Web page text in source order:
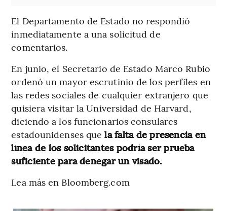
El Departamento de Estado no respondió
inmediatamente a una solicitud de
comentarios.
En junio, el Secretario de Estado Marco Rubio
ordenó un mayor escrutinio de los perfiles en
las redes sociales de cualquier extranjero que
quisiera visitar la Universidad de Harvard,
diciendo a los funcionarios consulares
estadounidenses quela falta de presencia en
línea de los solicitantes podría ser prueba
suficiente para denegar un visado.
Lea más en Bloomberg.com